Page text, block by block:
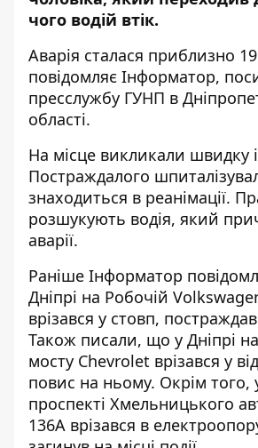
чого водій втік.
Аварія сталася приблизно
повідомляє Інформатор,
пресслужбу ГУНП в
області.
На місце викликали швидку
Постраждалого
знаходиться в реанімації.
розшукують водія, який
аварії.
Раніше Інформатор
Дніпрі на Робочій
врізався у стовп,
Також писали, що у Дніпрі
мосту Chevrolet врізався у
повис на ньому. Окрім того,
проспекті Хмельницького
136А врізався в